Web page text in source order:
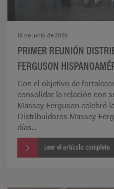
18 de junio de 2026
PRIMER REUNIÓN
FERGUSON
Con el objetivo de
consolidar la relación con
Massey Ferguson celebró
Distribuidores Massey
días...
Leer el artículo completo